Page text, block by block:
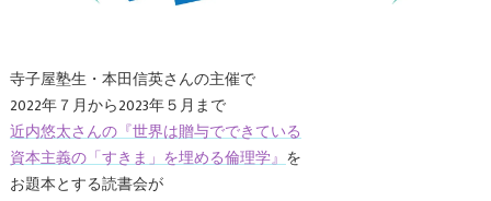
寺子屋塾生・本田信英さんの主催で
2022年７月から2023年５月まで
近内悠太さんの『世界は贈与でできている
資本主義の「すきま」を埋める倫理学』を
お題本とする読書会が